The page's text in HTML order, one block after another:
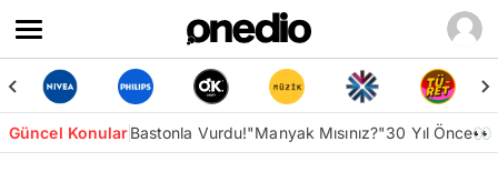
Güncel KonularBastonla Vurdu!"Manyak Mısınız?"30 Yıl Önce👀